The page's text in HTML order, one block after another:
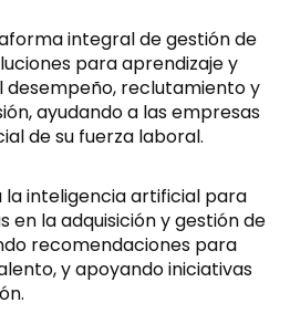
integral de gestión de
para aprendizaje y
desempeño, reclutamiento y
ayudando a las empresas
de su fuerza laboral.
la inteligencia artificial para
en la adquisición y gestión de
recomendaciones para
y apoyando iniciativas